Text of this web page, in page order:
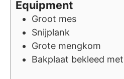
Equipment
Groot mes
Snijplank
Grote mengkom
Bakplaat bekleed